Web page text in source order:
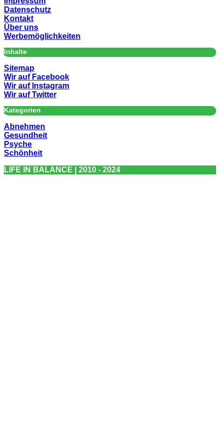
Datenschutz
Kontakt
Über uns
Werbemöglichkeiten
Inhalte
Sitemap
Wir auf Facebook
Wir auf Instagram
Wir auf Twitter
Kategorien
Abnehmen
Gesundheit
Psyche
Schönheit
LIFE IN BALANCE | 2010 - 2024